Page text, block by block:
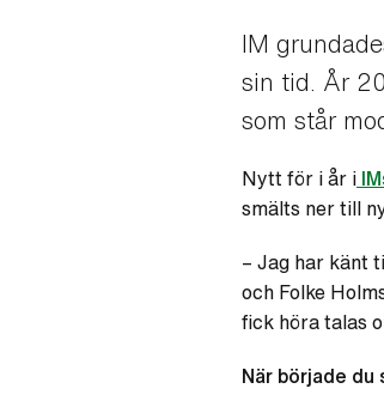
IM
sin tid. År
som står
Nytt för i år i
smälts ner till
– Jag har känt
och Folke
fick höra talas
När började du